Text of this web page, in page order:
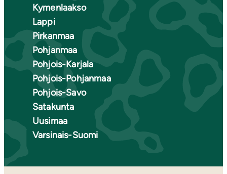
Kymenlaakso
Lappi
Pirkanmaa
Pohjanmaa
Pohjois-Karjala
Pohjois-Pohjanmaa
Pohjois-Savo
Satakunta
Uusimaa
Varsinais-Suomi